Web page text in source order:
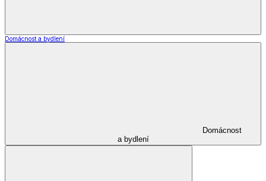
Domácnost a bydlení
Domácnost
a bydlení